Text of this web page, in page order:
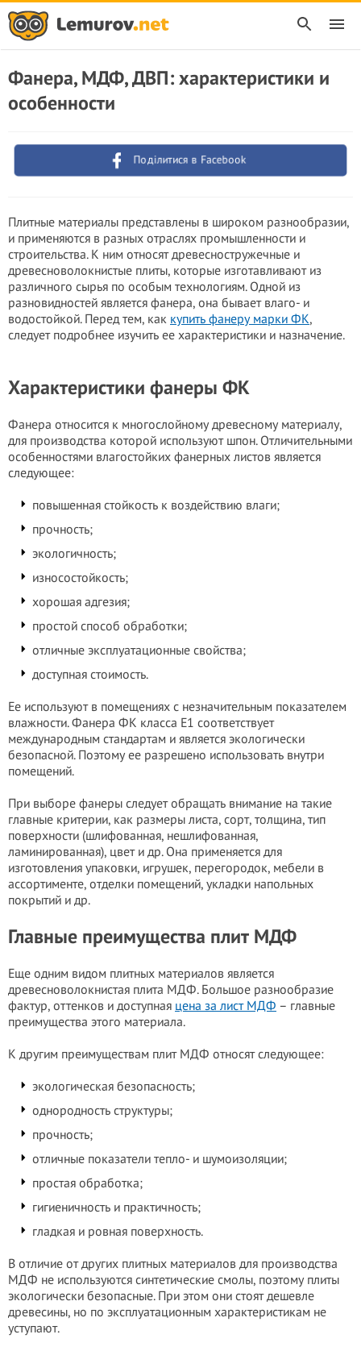
Фанера, МДФ, ДВП: характеристики и
особенности
Поділитися в Facebook
Плитные материалы представлены в широком разнообразии,
и применяются в разных отраслях промышленности и
строительства. К ним относят древесностружечные и
древесноволокнистые плиты, которые изготавливают из
различного сырья по особым технологиям. Одной из
разновидностей является фанера, она бывает влаго- и
водостойкой. Перед тем, как купить фанеру марки ФК,
следует подробнее изучить ее характеристики и назначение.
Характеристики фанеры ФК
Фанера относится к многослойному древесному материалу,
для производства которой используют шпон. Отличительными
особенностями влагостойких фанерных листов является
следующее:
повышенная стойкость к воздействию влаги;
прочность;
экологичность;
износостойкость;
хорошая адгезия;
простой способ обработки;
отличные эксплуатационные свойства;
доступная стоимость.
Ее используют в помещениях с незначительным показателем
влажности. Фанера ФК класса Е1 соответствует
международным стандартам и является экологически
безопасной. Поэтому ее разрешено использовать внутри
помещений.
При выборе фанеры следует обращать внимание на такие
главные критерии, как размеры листа, сорт, толщина, тип
поверхности (шлифованная, нешлифованная,
ламинированная), цвет и др. Она применяется для
изготовления упаковки, игрушек, перегородок, мебели в
ассортименте, отделки помещений, укладки напольных
покрытий и др.
Главные преимущества плит МДФ
Еще одним видом плитных материалов является
древесноволокнистая плита МДФ. Большое разнообразие
фактур, оттенков и доступная цена за лист МДФ – главные
преимущества этого материала.
К другим преимуществам плит МДФ относят следующее:
экологическая безопасность;
однородность структуры;
прочность;
отличные показатели тепло- и шумоизоляции;
простая обработка;
гигиеничность и практичность;
гладкая и ровная поверхность.
В отличие от других плитных материалов для производства
МДФ не используются синтетические смолы, поэтому плиты
экологически безопасные. При этом они стоят дешевле
древесины, но по эксплуатационным характеристикам не
уступают.